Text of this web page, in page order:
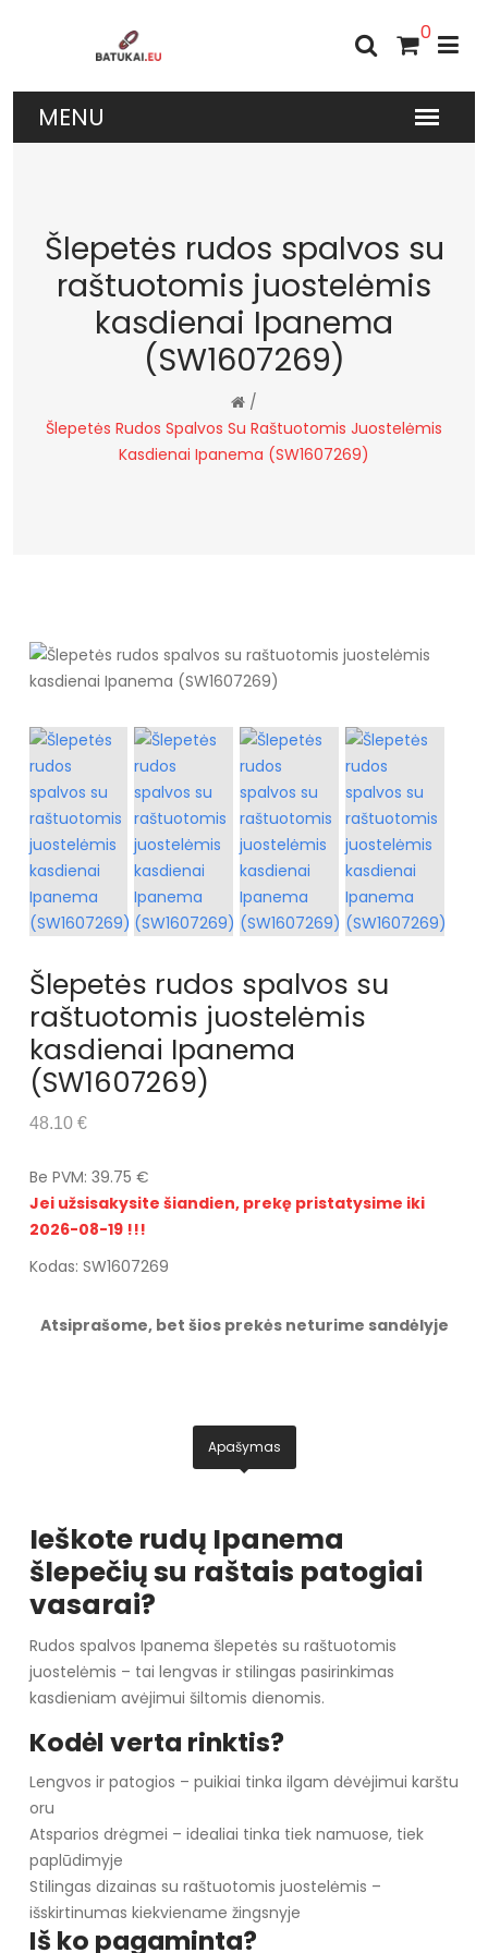
0
Šlepetės rudos spalvos su
raštuotomis juostelėmis
kasdienai Ipanema
(SW1607269)
/
Šlepetės Rudos Spalvos Su Raštuotomis Juostelėmis
Kasdienai Ipanema (SW1607269)
Šlepetės rudos spalvos su
raštuotomis juostelėmis
kasdienai Ipanema
(SW1607269)
48.10 €
Be PVM: 39.75 €
Jei užsisakysite šiandien, prekę pristatysime iki
2026-08-19 !!!
Kodas: SW1607269
Atsiprašome, bet šios prekės neturime sandėlyje
Apašymas
Ieškote rudų Ipanema
šlepečių su raštais patogiai
vasarai?
Rudos spalvos Ipanema šlepetės su raštuotomis
juostelėmis – tai lengvas ir stilingas pasirinkimas
kasdieniam avėjimui šiltomis dienomis.
Kodėl verta rinktis?
Lengvos ir patogios – puikiai tinka ilgam dėvėjimui karštu
oru
Atsparios drėgmei – idealiai tinka tiek namuose, tiek
paplūdimyje
Stilingas dizainas su raštuotomis juostelėmis –
išskirtinumas kiekviename žingsnyje
Iš ko pagaminta?